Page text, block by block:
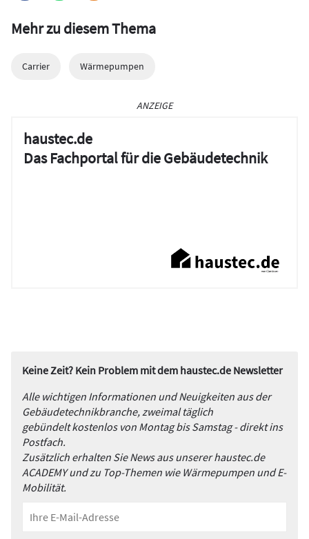
Mehr zu diesem Thema
Carrier Wärmepumpen
ANZEIGE
haustec.de
Das Fachportal für die Gebäudetechnik
Keine Zeit? Kein Problem mit dem haustec.de Newsletter
Alle wichtigen Informationen und Neuigkeiten aus der
Gebäudetechnikbranche, zweimal täglich
gebündelt kostenlos von Montag bis Samstag - direkt ins
Postfach.
Zusätzlich erhalten Sie News aus unserer haustec.de
ACADEMY und zu Top-Themen wie Wärmepumpen und E-
Mobilität.